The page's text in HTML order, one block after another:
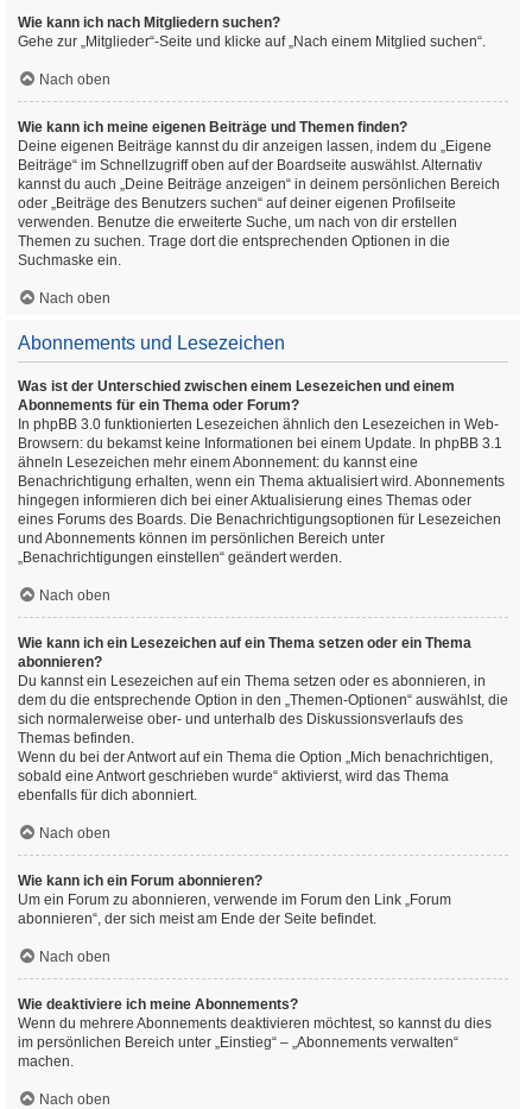
Wie kann ich nach Mitgliedern suchen?
Gehe zur „Mitglieder“-Seite und klicke auf „Nach einem Mitglied suchen“.
Nach oben
Wie kann ich meine eigenen Beiträge und Themen finden?
Deine eigenen Beiträge kannst du dir anzeigen lassen, indem du „Eigene
Beiträge“ im Schnellzugriff oben auf der Boardseite auswählst. Alternativ
kannst du auch „Deine Beiträge anzeigen“ in deinem persönlichen Bereich
oder „Beiträge des Benutzers suchen“ auf deiner eigenen Profilseite
verwenden. Benutze die erweiterte Suche, um nach von dir erstellen
Themen zu suchen. Trage dort die entsprechenden Optionen in die
Suchmaske ein.
Nach oben
Abonnements und Lesezeichen
Was ist der Unterschied zwischen einem Lesezeichen und einem
Abonnements für ein Thema oder Forum?
In phpBB 3.0 funktionierten Lesezeichen ähnlich den Lesezeichen in Web-
Browsern: du bekamst keine Informationen bei einem Update. In phpBB 3.1
ähneln Lesezeichen mehr einem Abonnement: du kannst eine
Benachrichtigung erhalten, wenn ein Thema aktualisiert wird. Abonnements
hingegen informieren dich bei einer Aktualisierung eines Themas oder
eines Forums des Boards. Die Benachrichtigungsoptionen für Lesezeichen
und Abonnements können im persönlichen Bereich unter
„Benachrichtigungen einstellen“ geändert werden.
Nach oben
Wie kann ich ein Lesezeichen auf ein Thema setzen oder ein Thema
abonnieren?
Du kannst ein Lesezeichen auf ein Thema setzen oder es abonnieren, in
dem du die entsprechende Option in den „Themen-Optionen“ auswählst, die
sich normalerweise ober- und unterhalb des Diskussionsverlaufs des
Themas befinden.
Wenn du bei der Antwort auf ein Thema die Option „Mich benachrichtigen,
sobald eine Antwort geschrieben wurde“ aktivierst, wird das Thema
ebenfalls für dich abonniert.
Nach oben
Wie kann ich ein Forum abonnieren?
Um ein Forum zu abonnieren, verwende im Forum den Link „Forum
abonnieren“, der sich meist am Ende der Seite befindet.
Nach oben
Wie deaktiviere ich meine Abonnements?
Wenn du mehrere Abonnements deaktivieren möchtest, so kannst du dies
im persönlichen Bereich unter „Einstieg“ – „Abonnements verwalten“
machen.
Nach oben